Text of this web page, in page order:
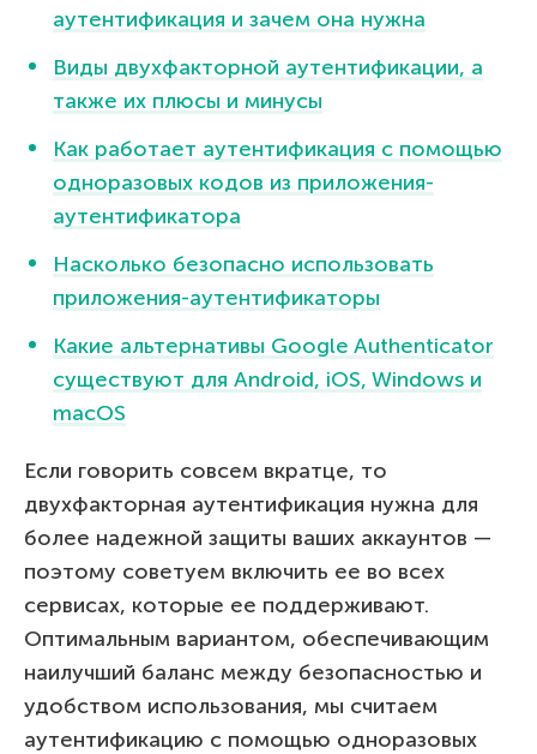
аутентификация и зачем она нужна
Виды двухфакторной аутентификации, а
также их плюсы и минусы
Как работает аутентификация с помощью
одноразовых кодов из приложения-
аутентификатора
Насколько безопасно использовать
приложения-аутентификаторы
Какие альтернативы Google Authenticator
существуют для Android, iOS, Windows и
macOS
Если говорить совсем вкратце, то
двухфакторная аутентификация нужна для
более надежной защиты ваших аккаунтов —
поэтому советуем включить ее во всех
сервисах, которые ее поддерживают.
Оптимальным вариантом, обеспечивающим
наилучший баланс между безопасностью и
удобством использования, мы считаем
аутентификацию с помощью одноразовых